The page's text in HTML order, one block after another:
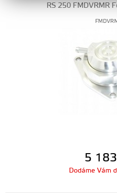
RS 250 FMDVRMR
5 183
Dodáme Vám